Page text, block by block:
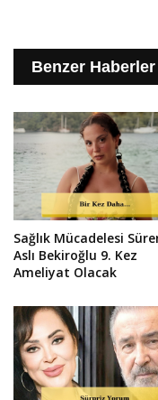
Benzer Haberler
Sağlık Mücadelesi
Aslı Bekiroğlu 9. Kez
Ameliyat Olacak